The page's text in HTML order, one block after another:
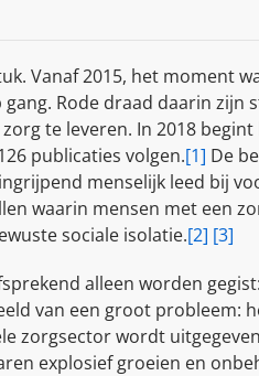
Vanaf 2015, het moment
Rode draad daarin
te leveren. In 2018
publicaties volgen.[1] De
menselijk leed bij
waarin mensen met een
sociale isolatie.[2] [3]
alleen worden
van een groot probleem:
zorgsector wordt
explosief groeien en